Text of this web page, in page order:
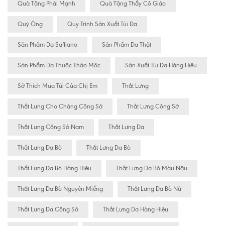
Quà Tặng Phái Mạnh Quà Tặng Thầy Cô Giáo
Quý Ông Quy Trình Sản Xuất Túi Da
Sản Phẩm Da Saffiano Sản Phẩm Da Thật
Sản Phẩm Da Thuộc Thảo Mộc Sản Xuất Túi Da Hàng Hiệu
Sở Thích Mua Túi Của Chị Em Thắt Lưng
Thắt Lưng Cho Chàng Công Sở Thắt Lưng Công Sở
Thắt Lưng Công Sở Nam Thắt Lưng Da
Thăt Lưng Da Bò Thắt Lưng Da Bò
Thắt Lưng Da Bò Hàng Hiêu Thắt Lưng Da Bò Màu Nâu
Thắt Lưng Da Bò Nguyên Miếng Thắt Lưng Da Bò Nữ
Thắt Lưng Da Công Sở Thắt Lưng Da Hàng Hiệu